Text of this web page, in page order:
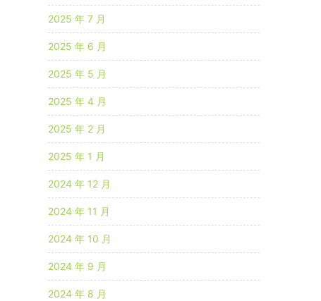
2025 年 7 月
2025 年 6 月
2025 年 5 月
2025 年 4 月
2025 年 2 月
2025 年 1 月
2024 年 12 月
2024 年 11 月
2024 年 10 月
2024 年 9 月
2024 年 8 月